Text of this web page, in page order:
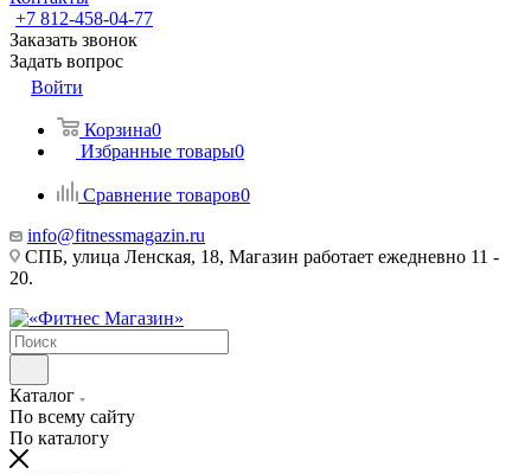
+7 812-458-04-77
Заказать звонок
Задать вопрос
Войти
Корзина0
Избранные товары0
Сравнение товаров0
info@fitnessmagazin.ru
СПБ, улица Ленская, 18, Магазин работает ежедневно 11 -
20.
Каталог
По всему сайту
По каталогу